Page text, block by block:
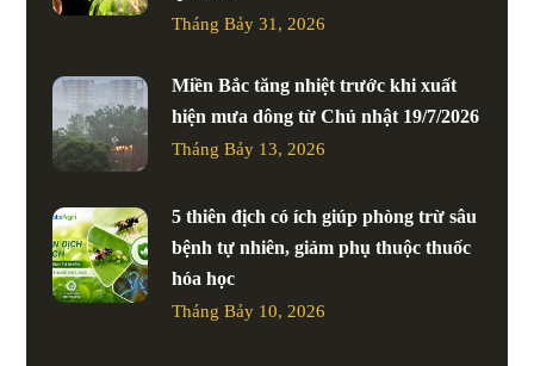
Tháng Bảy 31, 2026
Miền Bắc tăng nhiệt trước khi xuất
hiện mưa dông từ Chủ nhật 19/7/2026
Tháng Bảy 13, 2026
5 thiên địch có ích giúp phòng trừ sâu
bệnh tự nhiên, giảm phụ thuộc thuốc
hóa học
Tháng Bảy 10, 2026